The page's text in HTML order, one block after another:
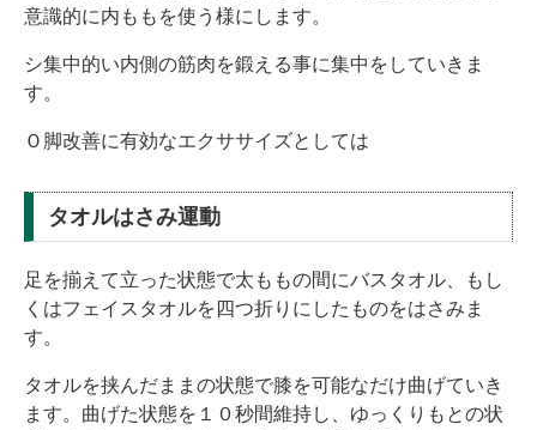
意識的に内ももを使う様にします。
シ集中的い内側の筋肉を鍛える事に集中をしていきま
す。
Ｏ脚改善に有効なエクササイズとしては
タオルはさみ運動
足を揃えて立った状態で太ももの間にバスタオル、もし
くはフェイスタオルを四つ折りにしたものをはさみま
す。
タオルを挟んだままの状態で膝を可能なだけ曲げていき
ます。曲げた状態を１０秒間維持し、ゆっくりもとの状